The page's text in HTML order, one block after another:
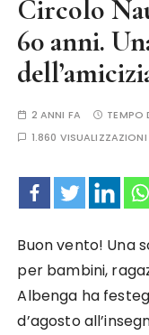
Circolo
60 anni.
2 ANNI FA TEMPO
1.860 VISUALIZZAZIONI
Buon vento! Una
per bambini,
Albenga ha
d’agosto